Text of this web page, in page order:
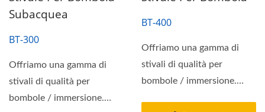
Subacquea
BT-300
Offriamo una gamma di
stivali di qualità per
bombole / immersione.
BT-400
Offriamo una gamma di
stivali di qualità per
bombole / immersione.